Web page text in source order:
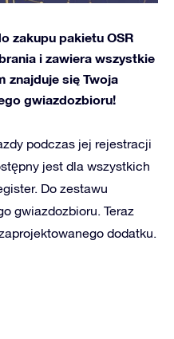
zakupu pakietu OSR
i zawiera wszystkie
znajduje się Twoja
gwiazdozbioru!
podczas jej rejestracji
jest dla wszystkich
Do zestawu
gwiazdozbioru. Teraz
dodatku.